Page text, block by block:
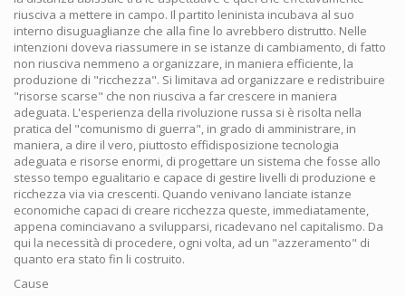
riusciva a mettere in campo. Il partito leninista incubava al suo
interno disuguaglianze che alla fine lo avrebbero distrutto. Nelle
intenzioni doveva riassumere in se istanze di cambiamento, di fatto
non riusciva nemmeno a organizzare, in maniera efficiente, la
produzione di "ricchezza". Si limitava ad organizzare e redistribuire
"risorse scarse" che non riusciva a far crescere in maniera
adeguata. L'esperienza della rivoluzione russa si è risolta nella
pratica del "comunismo di guerra", in grado di amministrare, in
maniera, a dire il vero, piuttosto effidisposizione tecnologia
adeguata e risorse enormi, di progettare un sistema che fosse allo
stesso tempo egualitario e capace di gestire livelli di produzione e
ricchezza via via crescenti. Quando venivano lanciate istanze
economiche capaci di creare ricchezza queste, immediatamente,
appena cominciavano a svilupparsi, ricadevano nel capitalismo. Da
qui la necessità di procedere, ogni volta, ad un "azzeramento" di
quanto era stato fin li costruito.
Cause